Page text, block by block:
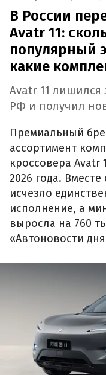
В России
Avatr 11:
популярный
какие
Avatr 11
РФ и получил
Премиальный
ассортимент
кроссовера Avatr
2026 года.
исчезло
исполнение, а
выросла на 760
«Автоновости